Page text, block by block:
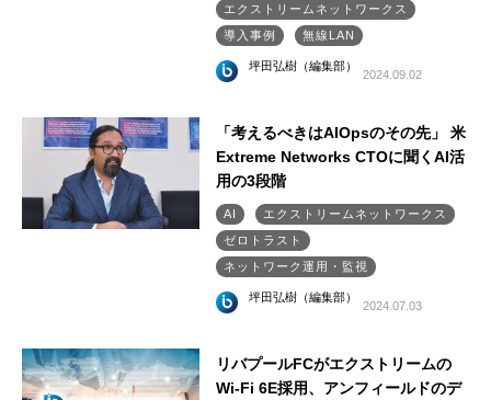
エクストリームネットワークス
導入事例
無線LAN
坪田弘樹（編集部）
2024.09.02
「考えるべきはAIOpsのその先」 米
Extreme Networks CTOに聞くAI活
用の3段階
AI
エクストリームネットワークス
ゼロトラスト
ネットワーク運用・監視
坪田弘樹（編集部）
2024.07.03
リバプールFCがエクストリームの
Wi-Fi 6E採用、アンフィールドのデ